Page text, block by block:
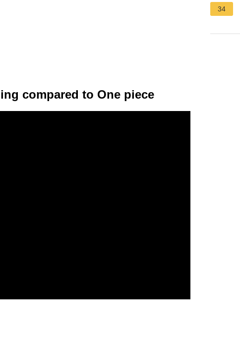
compared to One piece
34